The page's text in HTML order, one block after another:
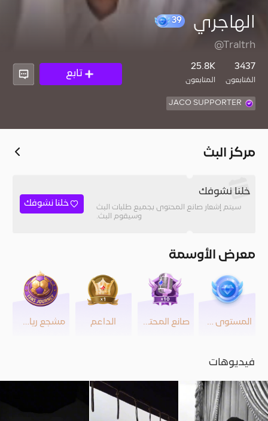
الهاجري
@Traltrh
3437
المُتابعون
25.8K
المتابعون
تابع
JACO SUPPORTER
مركز البث
خلنا نشوفك
سيتم إشعار صانع المحتوى بجميع طلبات البث
وسيقوم البث.
خلنا نشوفك
معرض الأوسمة
المستوى 39 صانع المحتوى الداعم مشجع رياضي
فيديوهات